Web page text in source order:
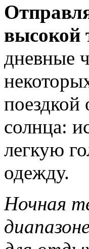
высокой
дневные
поездкой
солнца:
легкую
одежду.
Ночная